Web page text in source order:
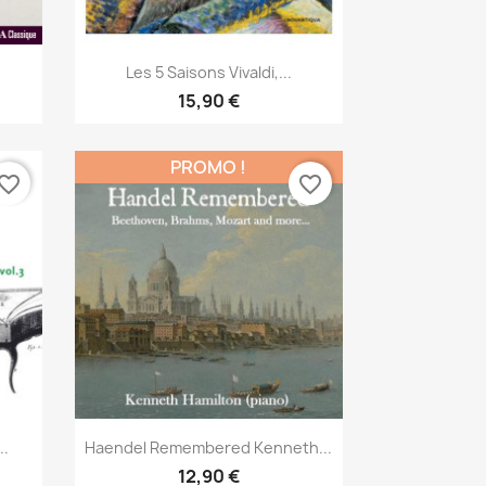
Aperçu rapide
Les 5 Saisons Vivaldi,...
15,90 €
Aperçu rapide
Haendel Remembered Kenneth...
12,90 €
PROMO !
favorite_border